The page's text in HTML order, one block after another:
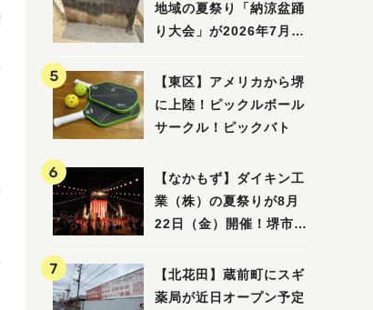
地域の夏祭り「納涼盆踊
り大会」が2026年7月26
【東区】アメリカから堺
に上陸！ピックルボール
サークル！ピックバト
【なかもず】ダイキン工
業（株）の夏祭りが8月
22日（金）開催！堺市北
納涼祭
【北花田】蔵前町にスギ
薬局が近日オープン予定